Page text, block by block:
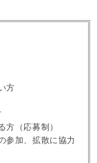
方
方（応募制）
参加、拡散に協力